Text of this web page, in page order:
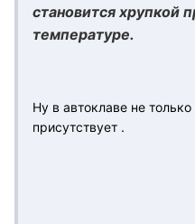
становится хрупкой
температуре.
Ну в автоклаве не
присутствует .